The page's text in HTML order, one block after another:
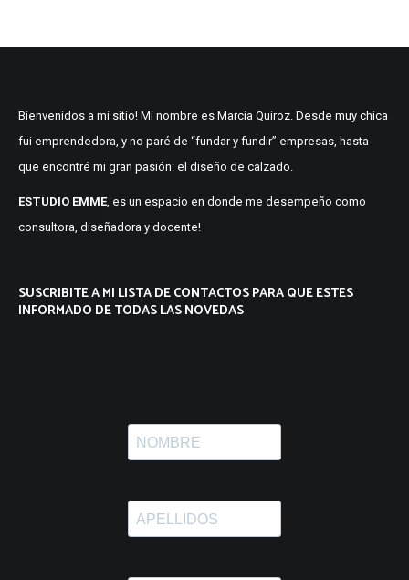
Bienvenidos a mi sitio! Mi nombre es Marcia Quiroz. Desde muy chica
fui emprendedora, y no paré de “fundar y fundir” empresas, hasta
que encontré mi gran pasión: el diseño de calzado.
ESTUDIO EMME, es un espacio en donde me desempeño como
consultora, diseñadora y docente!
SUSCRIBITE A MI LISTA DE CONTACTOS PARA QUE ESTES
INFORMADO DE TODAS LAS NOVEDAS